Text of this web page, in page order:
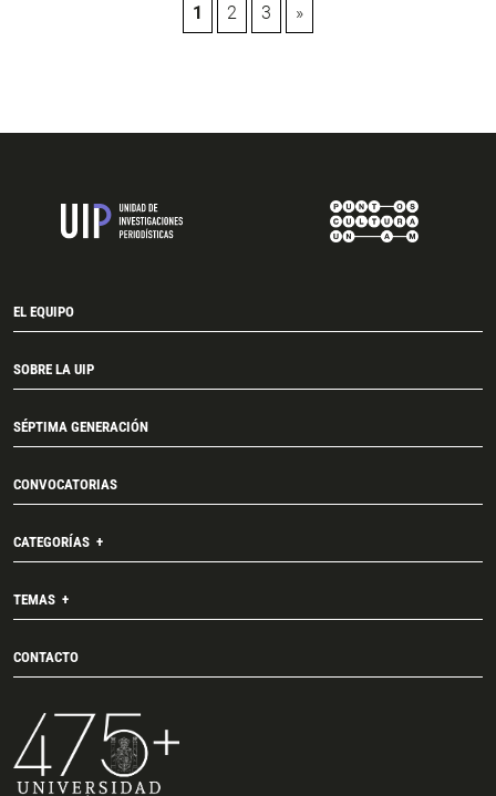
1 2 3 »
EL EQUIPO
SOBRE LA UIP
SÉPTIMA GENERACIÓN
CONVOCATORIAS
CATEGORÍAS
TEMAS
CONTACTO